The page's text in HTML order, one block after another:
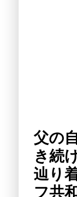
父の
き続
辿り
フ共